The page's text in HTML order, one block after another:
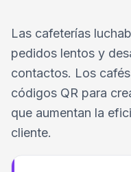
Las cafeterías
pedidos lentos y
contactos. Los
códigos QR para
que aumentan la
cliente.